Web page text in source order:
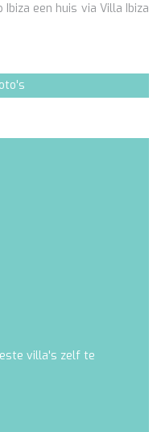
een huis via Villa Ibiza
villa's zelf te